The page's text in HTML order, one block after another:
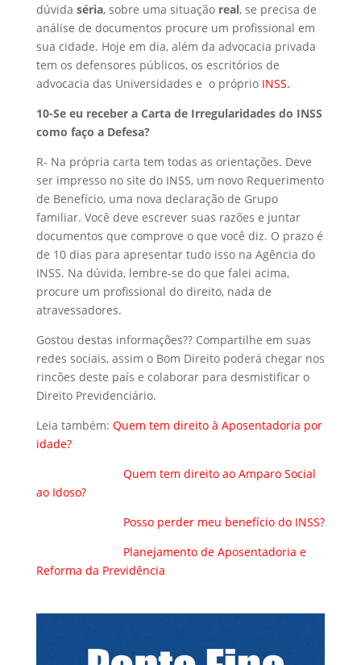
dúvida séria, sobre uma situação real, se precisa de
análise de documentos procure um profissional em
sua cidade. Hoje em dia, além da advocacia privada
tem os defensores públicos, os escritórios de
advocacia das Universidades e o próprio INSS.
10-Se eu receber a Carta de Irregularidades do INSS
como faço a Defesa?
R- Na própria carta tem todas as orientações. Deve
ser impresso no site do INSS, um novo Requerimento
de Benefício, uma nova declaração de Grupo
familiar. Você deve escrever suas razões e juntar
documentos que comprove o que você diz. O prazo é
de 10 dias para apresentar tudo isso na Agência do
INSS. Na dúvida, lembre-se do que falei acima,
procure um profissional do direito, nada de
atravessadores.
Gostou destas informações?? Compartilhe em suas
redes sociais, assim o Bom Direito poderá chegar nos
rincões deste país e colaborar para desmistificar o
Direito Previdenciário.
Leia também: Quem tem direito à Aposentadoria por
idade?
Quem tem direito ao Amparo Social
ao Idoso?
Posso perder meu benefício do INSS?
Planejamento de Aposentadoria e
Reforma da Previdência